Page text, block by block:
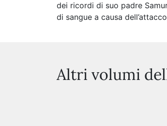
dei ricordi di suo padre
di sangue a causa
Altri volumi